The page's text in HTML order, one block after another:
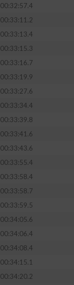
00:32:57.4
00:33:11.2
00:33:13.4
00:33:15.3
00:33:16.7
00:33:19.9
00:33:27.6
00:33:34.4
00:33:39.8
00:33:41.6
00:33:43.6
00:33:55.4
00:33:58.4
00:33:58.7
00:33:59.5
00:34:05.6
00:34:06.4
00:34:08.4
00:34:15.1
00:34:20.2